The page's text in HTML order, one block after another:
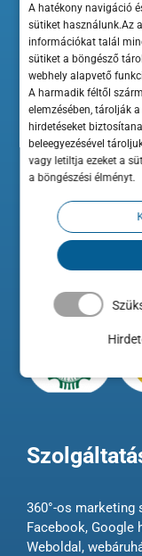
A hatékony navigáció
sütiket használunk.Az
információkat talál
sütiket a böngésző
webhely alapvető
A harmadik féltől
elemzésében, tárolják
hirdetéseket
beleegyezésével
vagy letiltja ezeket a
a böngészési élményt.
A ShopRenter
ehhez kapcsolódó
A Maximum Business
360°-os marketing
Facebook, Google
Weboldal,